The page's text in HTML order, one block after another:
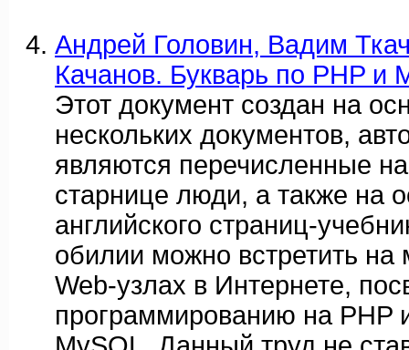
Андрей Головин, Вадим
Качанов. Букварь по PHP и
Этот документ создан на
нескольких документов,
являются перечисленные
старнице люди, а также на
английского страниц-
обилии можно встретить на
Web-узлах в Интернете,
программированию на PHP